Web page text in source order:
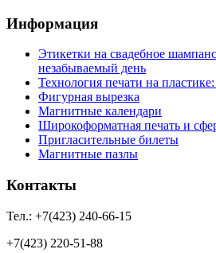
Информация
Этикетки на свадебное
незабываемый день
Технология печати на
Фигурная вырезка
Магнитные календари
Широкоформатная печать и
Пригласительные билеты
Магнитные пазлы
Контакты
Тел.: +7(423) 240-66-15
+7(423) 220-51-88